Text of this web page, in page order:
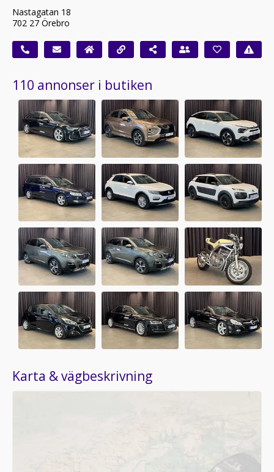
Nastagatan 18
702 27 Örebro
110 annonser i butiken
Karta & vägbeskrivning